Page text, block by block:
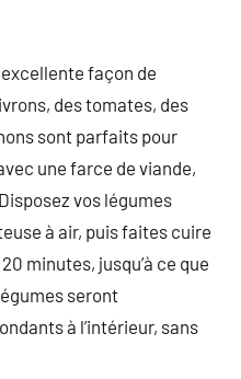
façon de
des tomates, des
sont parfaits pour
une farce de viande,
vos légumes
à air, puis faites cuire
minutes, jusqu’à ce que
seront
à l’intérieur, sans